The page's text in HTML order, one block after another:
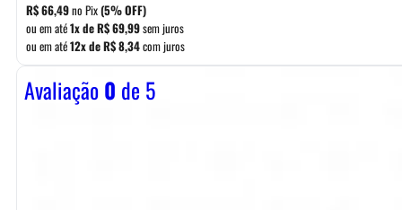
R$66,49no Pix(5% OFF)
ou em até1x deR$69,99sem juros
ou em até12x deR$8,34com juros
Avaliação0 de 5